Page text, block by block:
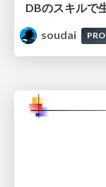
soudai
PRO